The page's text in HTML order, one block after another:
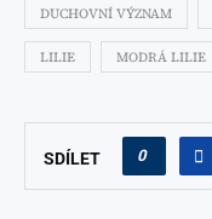
DUCHOVNÍ VÝZNAM
LILIE MODRÁ LILIE
SDÍLET 0